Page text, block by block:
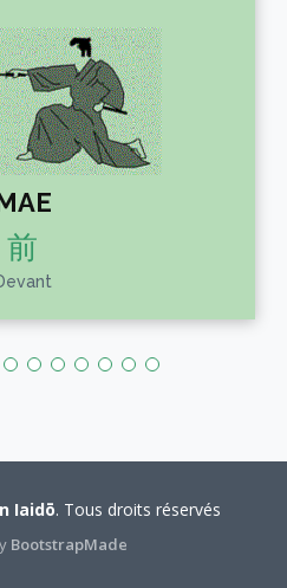
前
Iaidō. Tous droits réservés
BootstrapMade